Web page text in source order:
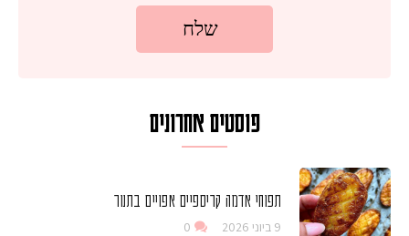
פוסטים אחרונים
תפוחי אדמה קריספיים אפויים בתנור
9 ביוני 2026 0